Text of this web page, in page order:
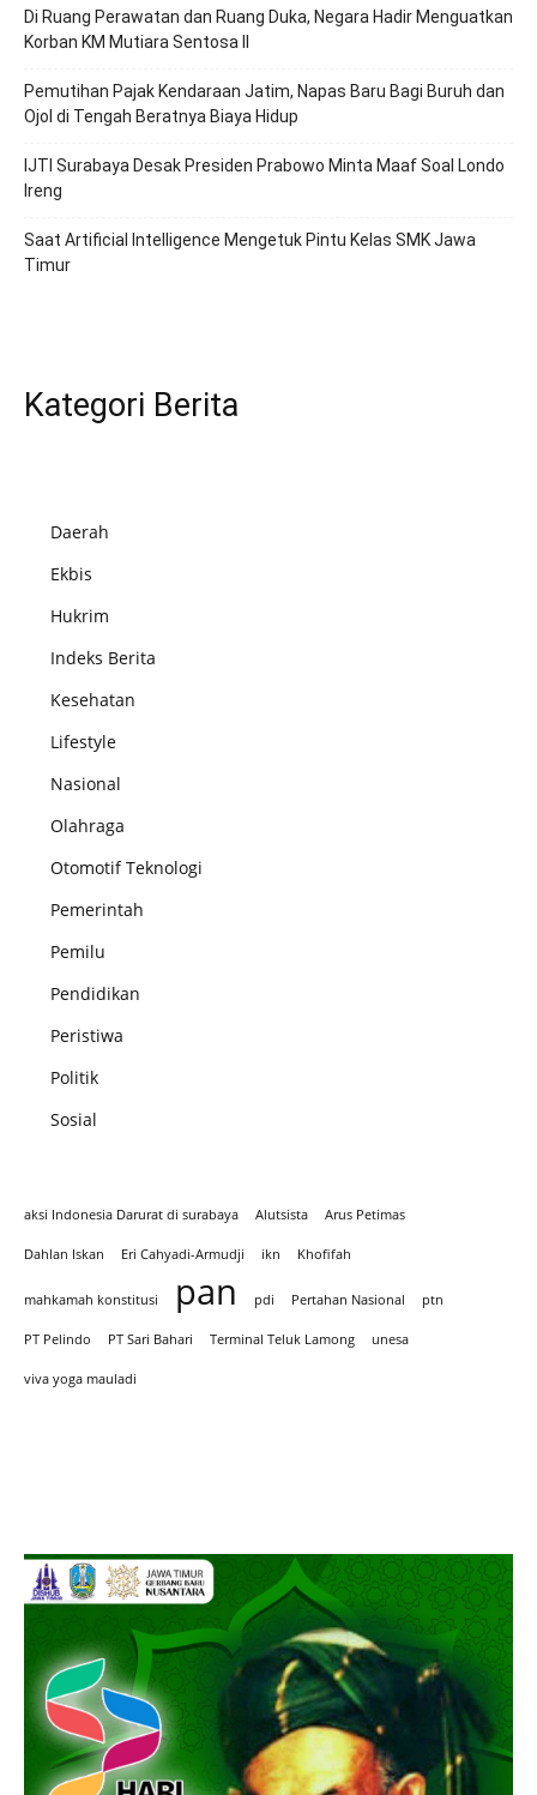
Di Ruang Perawatan dan Ruang Duka, Negara Hadir Menguatkan
Korban KM Mutiara Sentosa II
Pemutihan Pajak Kendaraan Jatim, Napas Baru Bagi Buruh dan
Ojol di Tengah Beratnya Biaya Hidup
IJTI Surabaya Desak Presiden Prabowo Minta Maaf Soal Londo
Ireng
Saat Artificial Intelligence Mengetuk Pintu Kelas SMK Jawa
Timur
Kategori Berita
Daerah
Ekbis
Hukrim
Indeks Berita
Kesehatan
Lifestyle
Nasional
Olahraga
Otomotif Teknologi
Pemerintah
Pemilu
Pendidikan
Peristiwa
Politik
Sosial
aksi Indonesia Darurat di surabaya Alutsista Arus Petimas
Dahlan Iskan Eri Cahyadi-Armudji ikn Khofifah
mahkamah konstitusi pan pdi Pertahan Nasional ptn
PT Pelindo PT Sari Bahari Terminal Teluk Lamong unesa
viva yoga mauladi